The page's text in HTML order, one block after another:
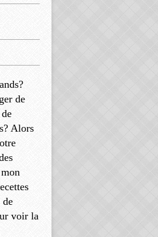
de
Alors
de
voir la